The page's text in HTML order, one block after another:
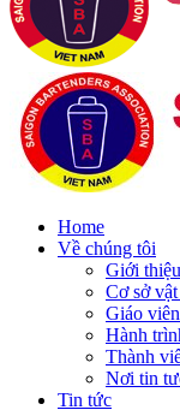
Home
Về chúng tôi
Giới
Cơ sở
Giáo
Hành
Thành
Nơi tin
Tin tức